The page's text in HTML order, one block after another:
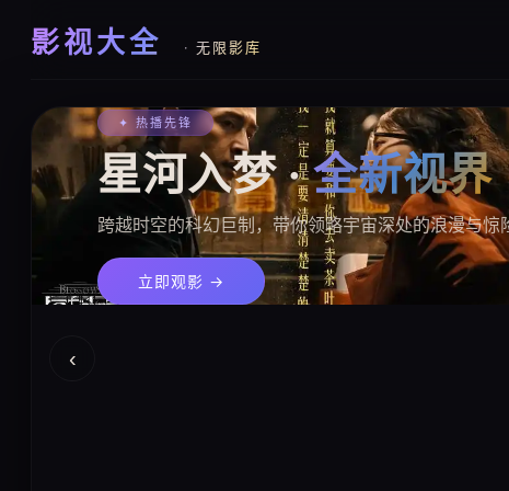
影视大全 · 无限影库
✦ 热播先锋
星河入梦 ·全新视界
跨越时空的科幻巨制，带你领略宇宙深处的浪漫与惊
立即观影 →
武侠新生
真相之渊
‹